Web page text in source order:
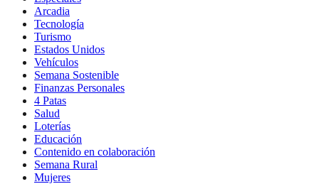
Arcadia
Tecnología
Turismo
Estados Unidos
Vehículos
Semana Sostenible
Finanzas Personales
4 Patas
Salud
Loterías
Educación
Contenido en colaboración
Semana Rural
Mujeres